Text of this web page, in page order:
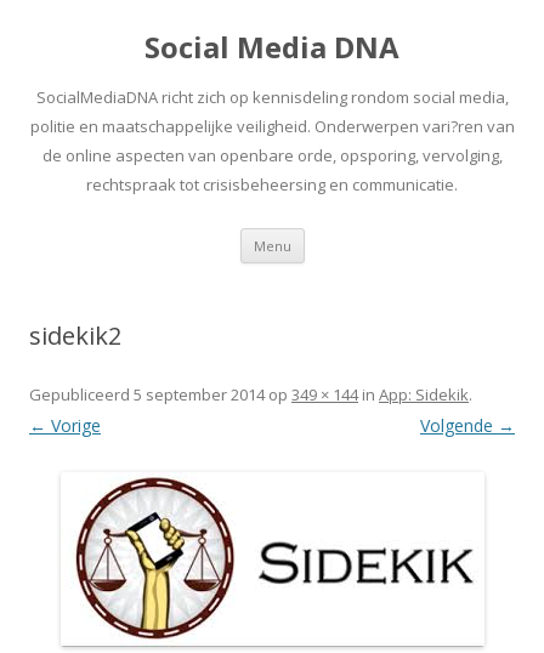
Social Media DNA
SocialMediaDNA richt zich op kennisdeling rondom social media,
politie en maatschappelijke veiligheid. Onderwerpen vari?ren van
de online aspecten van openbare orde, opsporing, vervolging,
rechtspraak tot crisisbeheersing en communicatie.
Menu Spring
inhoud
sidekik2
Gepubliceerd 5 september 2014op 349 × 144in App: Sidekik.
← Vorige Volgende →